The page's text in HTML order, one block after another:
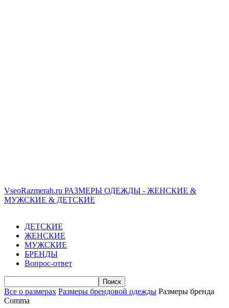
VseoRazmerah.ru РАЗМЕРЫ ОДЕЖДЫ - ЖЕНСКИЕ &
МУЖСКИЕ & ДЕТСКИЕ
ДЕТСКИЕ
ЖЕНСКИЕ
МУЖСКИЕ
БРЕНДЫ
Вопрос-ответ
Все о размерах Размеры брендовой одежды Размеры бренда
Comma